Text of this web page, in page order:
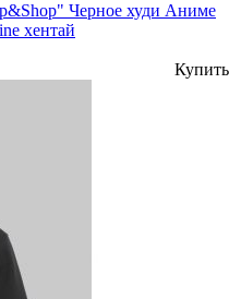
Черное худи Аниме
хентай
Купить